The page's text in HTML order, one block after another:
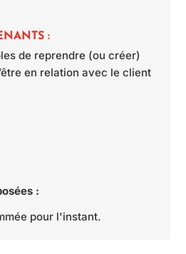
:
de reprendre (ou créer)
en relation avec le client
:
pour l'instant.